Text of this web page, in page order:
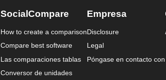
SocialCompare
How to create a comparison
Compare best software
Las comparaciones tablas
Conversor de unidades
Empresa
Disclosure
Legal
Póngase en contacto con